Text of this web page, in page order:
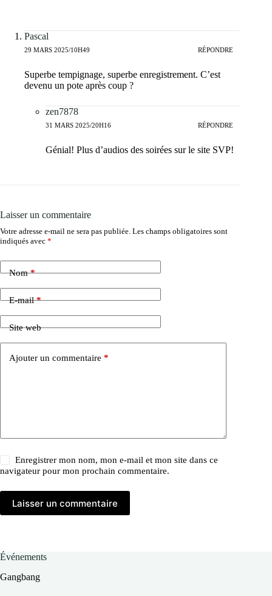
Pascal
29 MARS 2025/10H49 RÉPONDRE
Superbe tempignage, superbe enregistrement. C’est
devenu un pote après coup ?
zen7878
31 MARS 2025/20H16 RÉPONDRE
Génial! Plus d’audios des soirées sur le site SVP!
Laisser un commentaire
Votre adresse e-mail ne sera pas publiée. Les champs obligatoires sont
indiqués avec *
Nom*
E-mail*
Site web
Ajouter un commentaire *
Enregistrer mon nom, mon e-mail et mon site dans ce
navigateur pour mon prochain commentaire.
Laisser un commentaire
Événements
Gangbang